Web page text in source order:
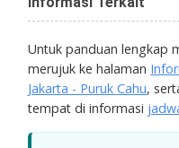
Untuk panduan lengkap
merujuk ke halaman
Jakarta - Puruk Cahu,
tempat di informasi